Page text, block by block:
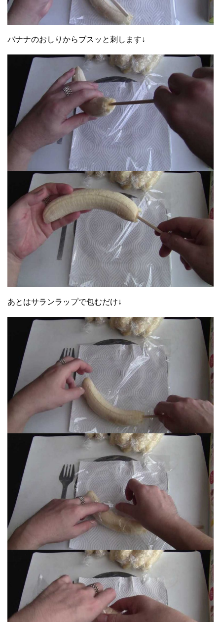
バナナのおしりからブスッと刺します↓
あとはサランラップで包むだけ↓